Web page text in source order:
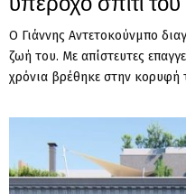
Ο Γιάννης Αντετοκούνμπο
ζωή του. Με απίστευτες
χρόνια βρέθηκε στην κορυφή